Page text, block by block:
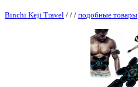
Binchi Keji Travel / / / подобные товары